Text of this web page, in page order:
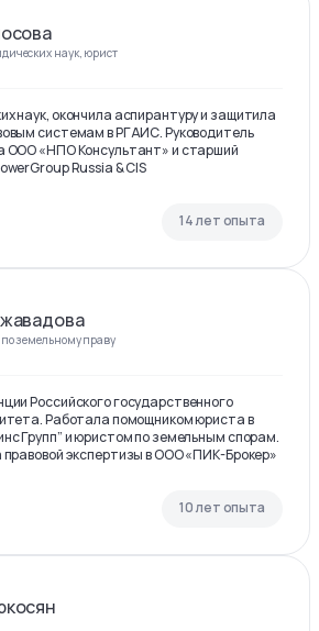
наук, юрист
наук, окончила аспирантуру и защитила
системам в РГАИС. Руководитель
ООО «НПО Консультант» и старший
Russia & CIS
14 лет опыта
земельному праву
Российского государственного
Работала помощником юриста в
Групп” и юристом по земельным спорам.
правовой экспертизы в ООО «ПИК-Брокер»
10 лет опыта